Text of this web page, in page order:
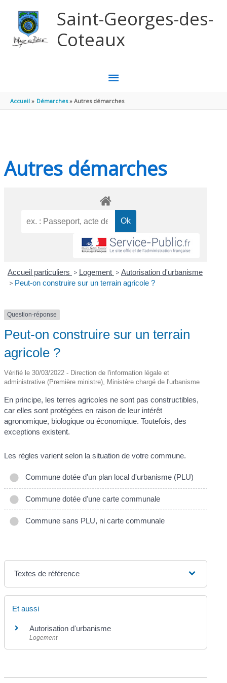
Saint-Georges-des-
Coteaux
MENU
PRINCIPAL
Accueil Démarches Autres démarches
Autres démarches
Accueil particuliers > Logement > Autorisation d'urbanisme
> Peut-on construire sur un terrain agricole ?
Question-réponse
Peut-on construire sur un terrain
agricole ?
Vérifié le 30/03/2022 - Direction de l'information légale et
administrative (Première ministre), Ministère chargé de l'urbanisme
En principe, les terres agricoles ne sont pas constructibles,
car elles sont protégées en raison de leur intérêt
agronomique, biologique ou économique. Toutefois, des
exceptions existent.
Les règles varient selon la situation de votre commune.
Commune dotée d'un plan local d'urbanisme (PLU)
Commune dotée d'une carte communale
Commune sans PLU, ni carte communale
Textes de référence
Et aussi
Autorisation d'urbanisme
Logement